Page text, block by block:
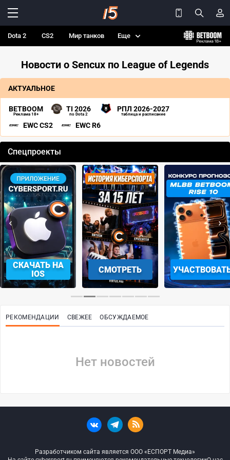
Dota 2 CS2 Мир танков Еще
Новости о Sencux по League of Legends
АКТУАЛЬНОЕ
BETBOOM
Реклама 18+
TI 2026
по Dota 2
РПЛ 2026-2027
таблица и расписание
EWC CS2 EWC R6
Спецпроекты
СКАЧАТЬ НА
IOS
СМОТРЕТЬ
‹ ›
РЕКОМЕНДАЦИИ СВЕЖЕЕ ОБСУЖДАЕМОЕ
Нет новостей
Разработчиком сайта является ООО «ЕСПОРТ Медиа»